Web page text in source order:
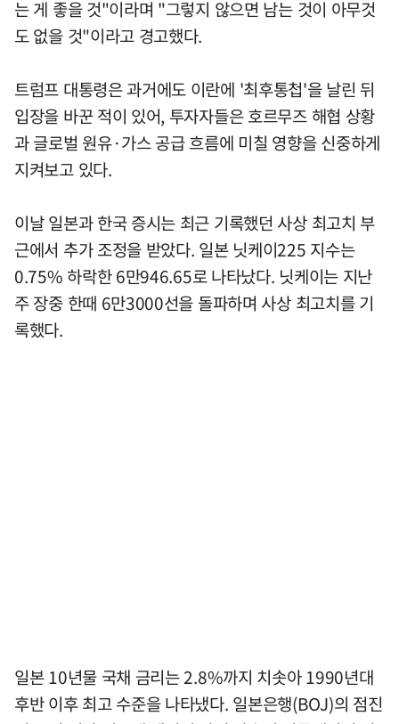
는 게 좋을 것"이라며 "그렇지 않으면 남는 것이 아무것
도 없을 것"이라고 경고했다.
트럼프 대통령은 과거에도 이란에 '최후통첩'을 날린 뒤
입장을 바꾼 적이 있어, 투자자들은 호르무즈 해협 상황
과 글로벌 원유·가스 공급 흐름에 미칠 영향을 신중하게
지켜보고 있다.
이날 일본과 한국 증시는 최근 기록했던 사상 최고치 부
근에서 추가 조정을 받았다. 일본 닛케이225 지수는
0.75% 하락한 6만946.65로 나타났다. 닛케이는 지난
주 장중 한때 6만3000선을 돌파하며 사상 최고치를 기
록했다.
일본 10년물 국채 금리는 2.8%까지 치솟아 1990년대
후반 이후 최고 수준을 나타냈다. 일본은행(BOJ)의 점진